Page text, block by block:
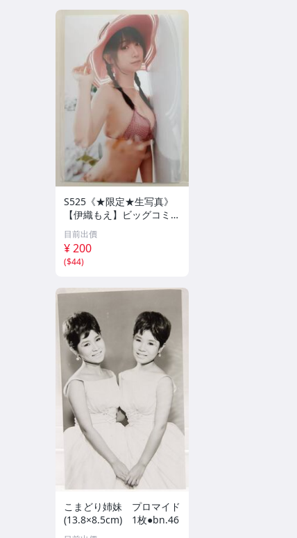
S525《★限定★生写真》
【伊織もえ】ビッグコミッ
クスピリッツ 2026年8月3
日号 ★セブンネット限定
特典★ ☆送料一律☆
目前出價
¥ 200
($44)
こまどり姉妹 プロマイド
(13.8×8.5cm) 1枚●bn.46